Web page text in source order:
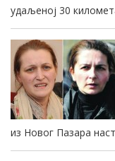
удаљеној 30
из Новог Пазара